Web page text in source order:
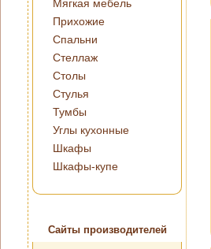
Мягкая мебель
Прихожие
Спальни
Стеллаж
Столы
Стулья
Тумбы
Углы кухонные
Шкафы
Шкафы-купе
Сайты производителей